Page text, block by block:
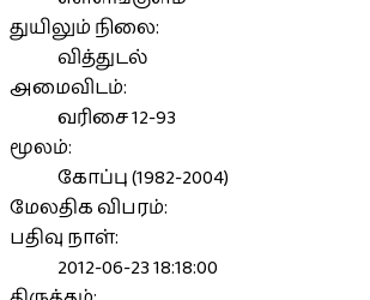
துயிலும் நிலை:
வித்துடல்
அமைவிடம்:
வரிசை 12-93
மூலம்:
கோப்பு (1982-2004)
மேலதிக விபரம்:
பதிவு நாள்:
2012-06-23 18:18:00